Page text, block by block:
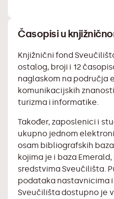
Časopisi u
Knjižnični fond
ostalog, broji i 12
naglaskom na područja
komunikacijskih
turizma i informatike.
Također, zaposlenici i
ukupno jednom
osam bibliografskih
kojima je i baza Emerald,
sredstvima Sveučilišta.
podataka nastavnicima
Sveučilišta dostupno je